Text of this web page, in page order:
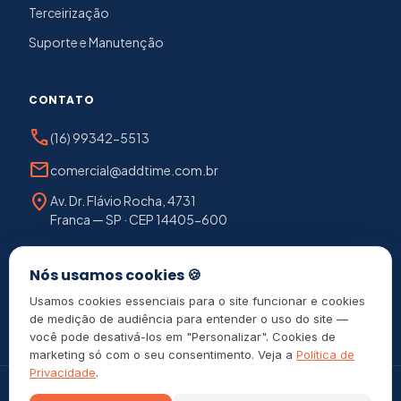
Terceirização
Suporte e Manutenção
CONTATO
phone(16) 99342-5513
mailcomercial@addtime.com.br
location_on Av. Dr. Flávio Rocha, 4731
Franca — SP · CEP 14405-600
chatFalar com consultor
©2026Add Time — Tecnologia em controle de ponto e
Nós usamos cookies 🍪
Usamos cookies essenciais para o site funcionar e cookies
de medição de audiência para entender o uso do site —
você pode desativá-los em "Personalizar". Cookies de
marketing só com o seu consentimento. Veja a Política de
Privacidade.